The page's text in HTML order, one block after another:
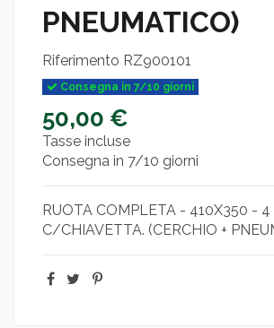
PNEUMATICO)
Riferimento RZ900101
Consegna in 7/10 giorni
50,00 €
Tasse incluse
Consegna in 7/10 giorni
RUOTA COMPLETA - 410X350 -
C/CHIAVETTA. (CERCHIO +